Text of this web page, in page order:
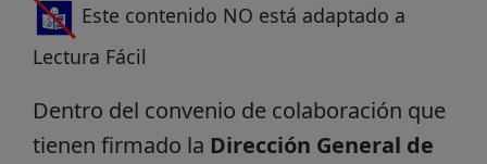
Este contenido NO está adaptado a
Lectura Fácil
Dentro del convenio de colaboración que
tienen firmado la Dirección General de